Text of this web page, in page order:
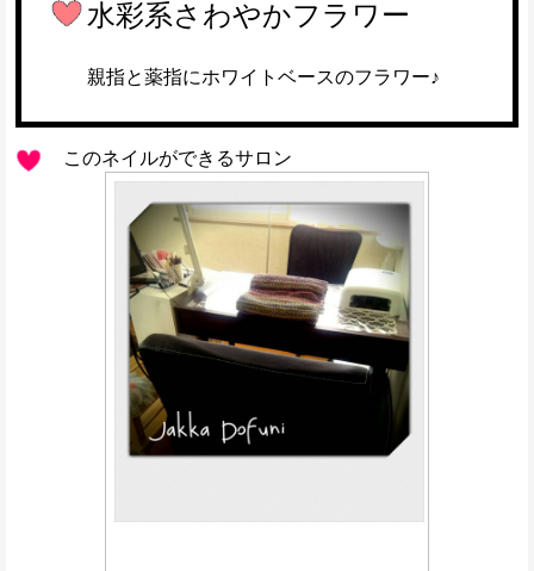
水彩系さわやかフラワー
親指と薬指にホワイトベースのフラワー♪
このネイルができるサロン